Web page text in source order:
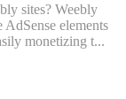
sites? Weebly
elements
monetizing t...